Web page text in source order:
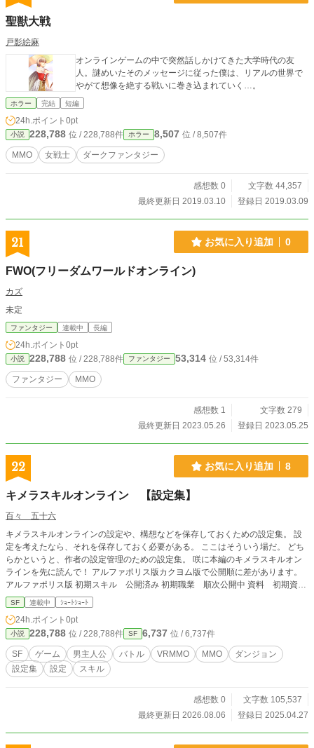
聖獣大戦
戸影絵麻
オンラインゲームの中で突然話しかけてきた大学時代の友
人。謎めいたそのメッセージに従った僕は、リアルの世界で
やがて想像を絶する戦いに巻き込まれていく…。
ホラー 完結 短編
24h.ポイント 0pt
小説 228,788 位 / 228,788件 ホラー 8,507 位 / 8,507件
MMO 女戦士 ダークファンタジー
感想数 0
文字数 44,357
最終更新日 2019.03.10
登録日 2019.03.09
21 お気に入り追加 0
FWO(フリーダムワールドオンライン)
カズ
未定
ファンタジー 連載中 長編
24h.ポイント 0pt
小説 228,788 位 / 228,788件 ファンタジー 53,314 位 / 53,314件
ファンタジー MMO
感想数 1
文字数 279
最終更新日 2023.05.26
登録日 2023.05.25
22 お気に入り追加 8
キメラスキルオンライン 【設定集】
百々 五十六
キメラスキルオンラインの設定や、構想などを保存しておくための設定集。 設
定を考えたなら、それを保存しておく必要がある。 ここはそういう場だ。 どち
らかというと、作者の設定管理のための設定集。 咲に本編のキメラスキルオン
ラインを先に読んで！ アルファポリス版カクヨム版で公開順に差があります。
アルファポリス版 初期スキル 公開済み 初期職業 順次公開中 資料 初期資料
一部公開済み カクヨム版 初期スキル 公開済み 初期職業 順次公開中 資料 未
公開
SF 連載中 ｼｮｰﾄｼｮｰﾄ
24h.ポイント 0pt
小説 228,788 位 / 228,788件 SF 6,737 位 / 6,737件
SF ゲーム 男主人公 バトル VRMMO MMO
ダンジョン
設定集
設定 スキル
感想数 0
文字数 105,537
最終更新日 2026.08.06
登録日 2025.04.27